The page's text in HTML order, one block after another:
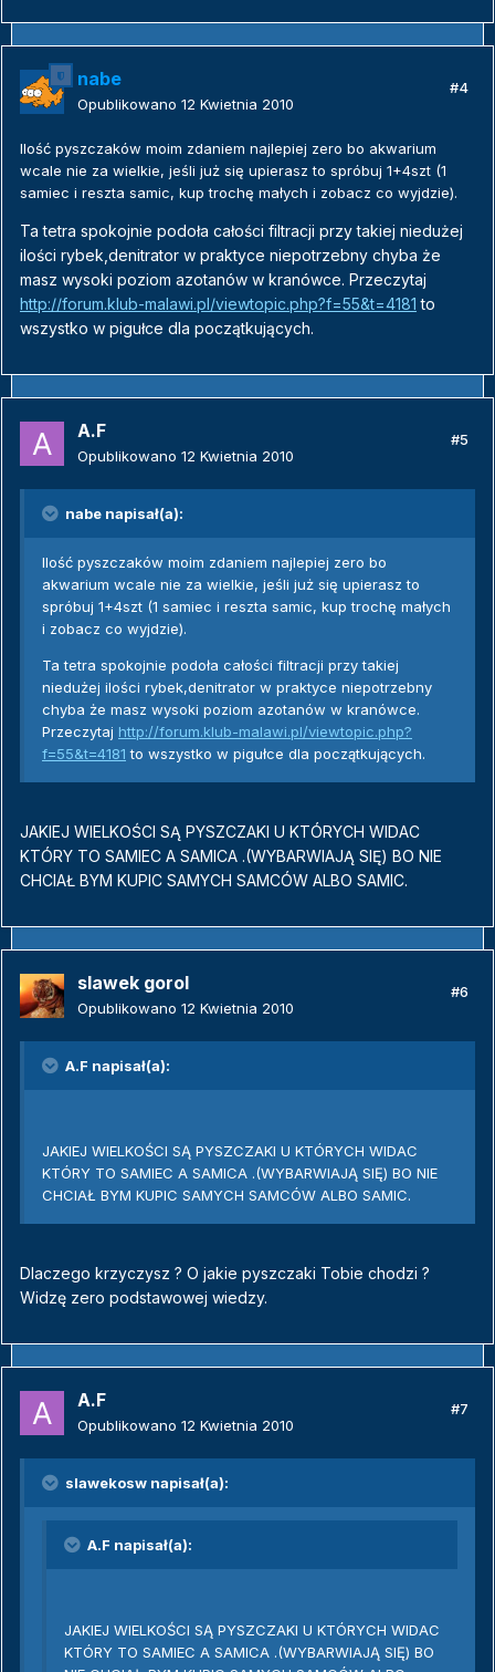
nabe
Opublikowano 12 Kwietnia 2010
#4
Ilość pyszczaków moim zdaniem najlepiej zero bo akwarium
wcale nie za wielkie, jeśli już się upierasz to spróbuj 1+4szt (1
samiec i reszta samic, kup trochę małych i zobacz co wyjdzie).
Ta tetra spokojnie podoła całości filtracji przy takiej niedużej
ilości rybek,denitrator w praktyce niepotrzebny chyba że
masz wysoki poziom azotanów w kranówce. Przeczytaj
http://forum.klub-malawi.pl/viewtopic.php?f=55&t=4181 to
wszystko w pigułce dla początkujących.
A.F
Opublikowano 12 Kwietnia 2010
#5
nabe napisał(a):
Ilość pyszczaków moim zdaniem najlepiej zero bo
akwarium wcale nie za wielkie, jeśli już się upierasz to
spróbuj 1+4szt (1 samiec i reszta samic, kup trochę małych
i zobacz co wyjdzie).
Ta tetra spokojnie podoła całości filtracji przy takiej
niedużej ilości rybek,denitrator w praktyce niepotrzebny
chyba że masz wysoki poziom azotanów w kranówce.
Przeczytaj http://forum.klub-malawi.pl/viewtopic.php?
f=55&t=4181 to wszystko w pigułce dla początkujących.
JAKIEJ WIELKOŚCI SĄ PYSZCZAKI U KTÓRYCH WIDAC
KTÓRY TO SAMIEC A SAMICA .(WYBARWIAJĄ SIĘ) BO NIE
CHCIAŁ BYM KUPIC SAMYCH SAMCÓW ALBO SAMIC.
slawek gorol
Opublikowano 12 Kwietnia 2010
#6
A.F napisał(a):
JAKIEJ WIELKOŚCI SĄ PYSZCZAKI U KTÓRYCH WIDAC
KTÓRY TO SAMIEC A SAMICA .(WYBARWIAJĄ SIĘ) BO NIE
CHCIAŁ BYM KUPIC SAMYCH SAMCÓW ALBO SAMIC.
Dlaczego krzyczysz ? O jakie pyszczaki Tobie chodzi ?
Widzę zero podstawowej wiedzy.
A.F
Opublikowano 12 Kwietnia 2010
#7
slawekosw napisał(a):
A.F napisał(a):
JAKIEJ WIELKOŚCI SĄ PYSZCZAKI U KTÓRYCH WIDAC
KTÓRY TO SAMIEC A SAMICA .(WYBARWIAJĄ SIĘ) BO